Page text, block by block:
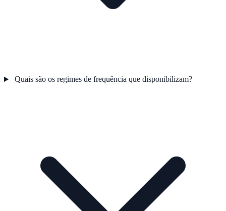
Quais são os regimes de frequência que disponibilizam?